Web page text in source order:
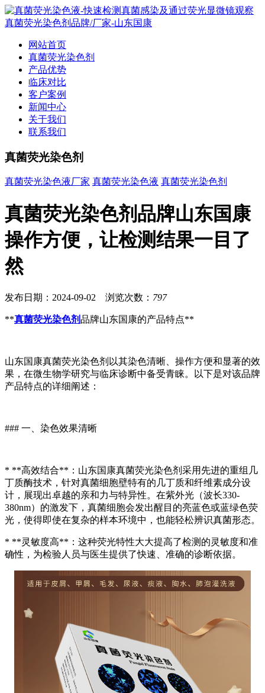
网站首页
真菌荧光染色剂
产品优势
临床对比
客户案例
新闻中心
关于我们
联系我们
真菌荧光染色剂
真菌荧光染色液厂家 真菌荧光染色液 真菌荧光染色剂
真菌荧光染色剂品牌山东国康
操作方便，让检测结果一目了
然
发布日期：2024-09-02 浏览次数： 797
**真菌荧光染色剂品牌山东国康的产品特点**
山东国康真菌荧光染色剂以其染色清晰、操作方便和显著的效
果，在微生物学研究与临床诊断中备受青睐。以下是对该品牌
产品特点的详细阐述：
### 一、染色效果清晰
* **高效结合**：山东国康真菌荧光染色剂采用先进的重组几
丁质酶技术，针对真菌细胞壁特有的几丁质和纤维素成分设
计，展现出卓越的亲和力与特异性。在紫外光（波长330-
380nm）的激发下，真菌细胞会发出醒目的亮蓝色或蓝绿色荧
光，使得即使在复杂的样本环境中，也能轻松辨识真菌形态。
* **灵敏度高**：这种荧光特性大大提高了检测的灵敏度和准
确性，为检验人员与医生提供了快速、准确的诊断依据。